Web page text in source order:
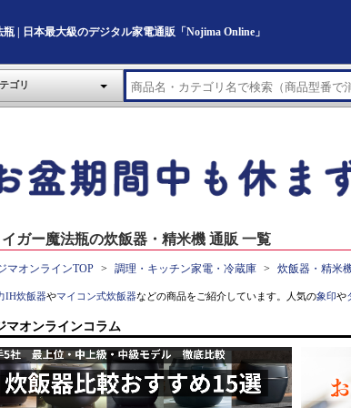
| 日本最大級のデジタル家電通販「Nojima Online」
ゴリ
イガー魔法瓶の炊飯器・精米機 通販 一覧
マオンラインTOP 調理・キッチン家電・冷蔵庫 炊飯器・精米
IH炊飯器やマイコン式炊飯器などの商品をご紹介しています。人気の象印や
マオンラインコラム